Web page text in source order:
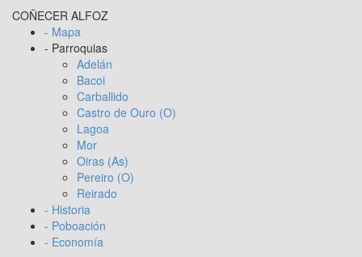
COÑECER ALFOZ
- Mapa
- Parroquias
Adelán
Bacoi
Carballido
Castro de Ouro (O)
Lagoa
Mor
Oiras (As)
Pereiro (O)
Reirado
- Historia
- Poboación
- Economía